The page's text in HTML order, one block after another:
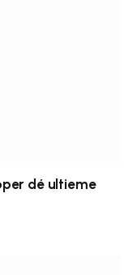
dé ultieme